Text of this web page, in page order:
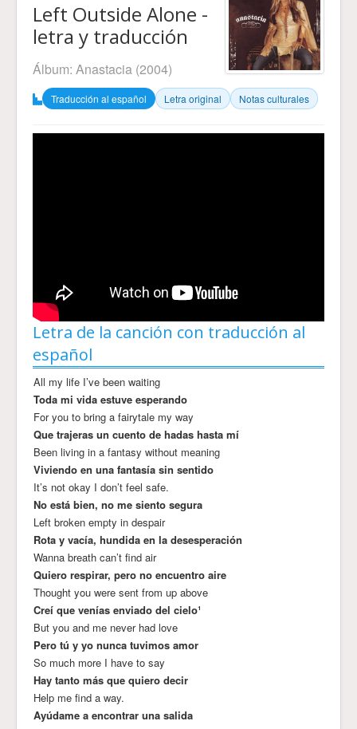
Left Outside Alone -
letra y traducción
Álbum: Anastacia (2004)
Traducción al español Letra original Notas culturales
Letra de la canción con traducción al
español
All my life I’ve been waiting
Toda mi vida estuve esperando
For you to bring a fairytale my way
Que trajeras un cuento de hadas hasta mí
Been living in a fantasy without meaning
Viviendo en una fantasía sin sentido
It’s not okay I don’t feel safe.
No está bien, no me siento segura
Left broken empty in despair
Rota y vacía, hundida en la desesperación
Wanna breath can’t find air
Quiero respirar, pero no encuentro aire
Thought you were sent from up above
Creí que venías enviado del cielo¹
But you and me never had love
Pero tú y yo nunca tuvimos amor
So much more I have to say
Hay tanto más que quiero decir
Help me find a way.
Ayúdame a encontrar una salida